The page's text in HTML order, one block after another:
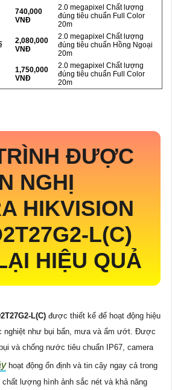
740,000
VNĐ
2.0 megapixel Chất lượng
đúng tiêu chuẩn Full Color
20m
2,080,000
VNĐ
2.0 megapixel Chất lượng
đúng tiêu chuẩn Hồng Ngoại
20m
1,750,000
VNĐ
2.0 megapixel Chất lượng
đúng tiêu chuẩn Full Color
20m
ĐƯỢC
NGHỊ
HIKVISION
L(C)
HIỆU QUẢ
L(C) được thiết kế để hoạt động hiệu
nghiệt như bụi bẩn, mưa và ẩm ướt. Được
và chống nước tiêu chuẩn IP67, camera
hoạt động ổn định và tin cậy ngay cả trong
lượng hình ảnh sắc nét và khả năng